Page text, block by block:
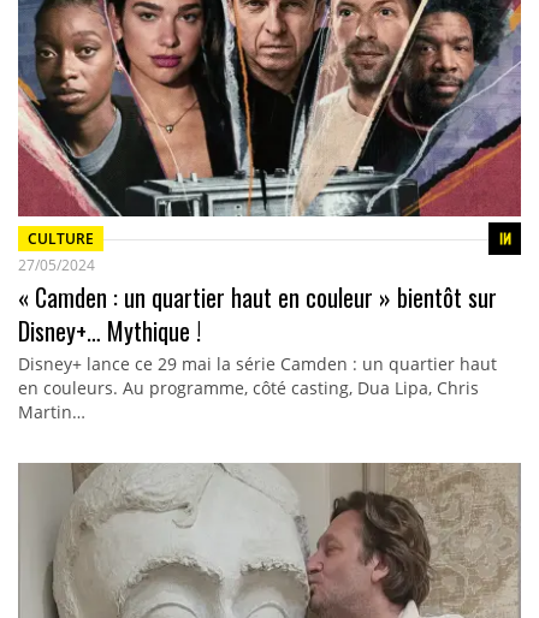
CULTURE
27/05/2024
« Camden : un quartier haut en couleur » bientôt sur
Disney+… Mythique !
Disney+ lance ce 29 mai la série Camden : un quartier haut
en couleurs. Au programme, côté casting, Dua Lipa, Chris
Martin…